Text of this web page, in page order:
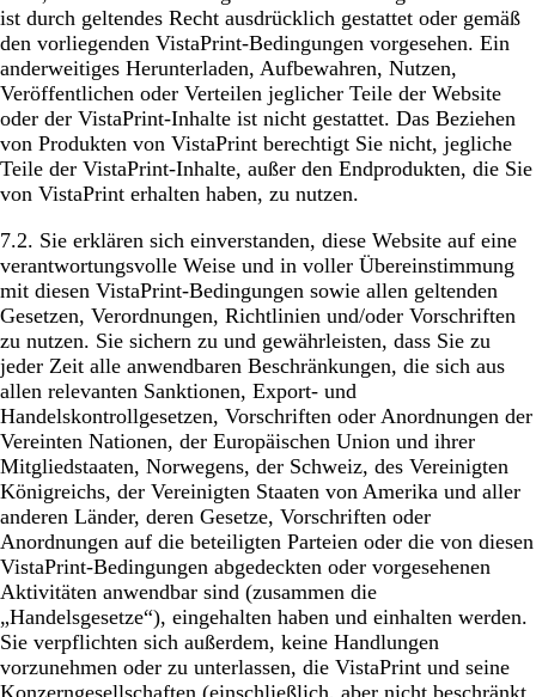
ist durch geltendes Recht ausdrücklich gestattet oder gemäß
den vorliegenden VistaPrint-Bedingungen vorgesehen. Ein
anderweitiges Herunterladen, Aufbewahren, Nutzen,
Veröffentlichen oder Verteilen jeglicher Teile der Website
oder der VistaPrint-Inhalte ist nicht gestattet. Das Beziehen
von Produkten von VistaPrint berechtigt Sie nicht, jegliche
Teile der VistaPrint-Inhalte, außer den Endprodukten, die Sie
von VistaPrint erhalten haben, zu nutzen.
7.2. Sie erklären sich einverstanden, diese Website auf eine
verantwortungsvolle Weise und in voller Übereinstimmung
mit diesen VistaPrint-Bedingungen sowie allen geltenden
Gesetzen, Verordnungen, Richtlinien und/oder Vorschriften
zu nutzen. Sie sichern zu und gewährleisten, dass Sie zu
jeder Zeit alle anwendbaren Beschränkungen, die sich aus
allen relevanten Sanktionen, Export- und
Handelskontrollgesetzen, Vorschriften oder Anordnungen der
Vereinten Nationen, der Europäischen Union und ihrer
Mitgliedstaaten, Norwegens, der Schweiz, des Vereinigten
Königreichs, der Vereinigten Staaten von Amerika und aller
anderen Länder, deren Gesetze, Vorschriften oder
Anordnungen auf die beteiligten Parteien oder die von diesen
VistaPrint-Bedingungen abgedeckten oder vorgesehenen
Aktivitäten anwendbar sind (zusammen die
„Handelsgesetze“), eingehalten haben und einhalten werden.
Sie verpflichten sich außerdem, keine Handlungen
vorzunehmen oder zu unterlassen, die VistaPrint und seine
Konzerngesellschaften (einschließlich, aber nicht beschränkt